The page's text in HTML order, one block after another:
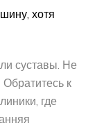
хотя
суставы. Не
Обратитесь к
где